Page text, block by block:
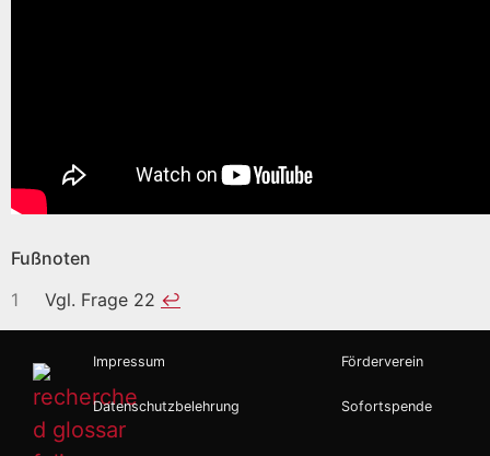
Fußnoten
1
Vgl. Frage 22 ↩︎
Impressum
Datenschutzbelehrung
Förderverein
Sofortspende